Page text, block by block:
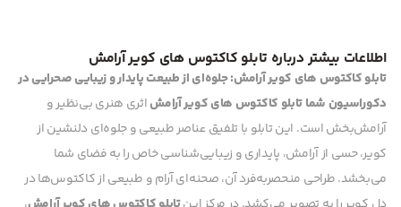
اطلاعات بیشتر درباره تابلو کاکتوس های کویر آرامش
تابلو کاکتوس های کویر آرامش: جلوه‌ای از طبیعت پایدار و زیبایی صحرایی در
دکوراسیون شماتابلو کاکتوس های کویر آرامشاثری هنری بی‌نظیر و
آرامش‌بخش است. این تابلو با تلفیق عناصر طبیعی و جلوه‌ای دلنشین از
کویر، حسی از آرامش، پایداری و زیبایی‌شناسی خاص را به فضای شما
می‌بخشد. طراحی منحصربه‌فرد آن، صحنه‌ای آرام و طبیعی از کاکتوس‌ها در